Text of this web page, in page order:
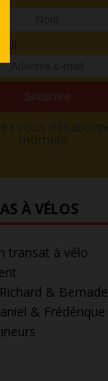
À VÉLOS
transat à vélo
&
& Frédérique